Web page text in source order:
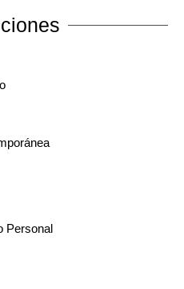
Personal